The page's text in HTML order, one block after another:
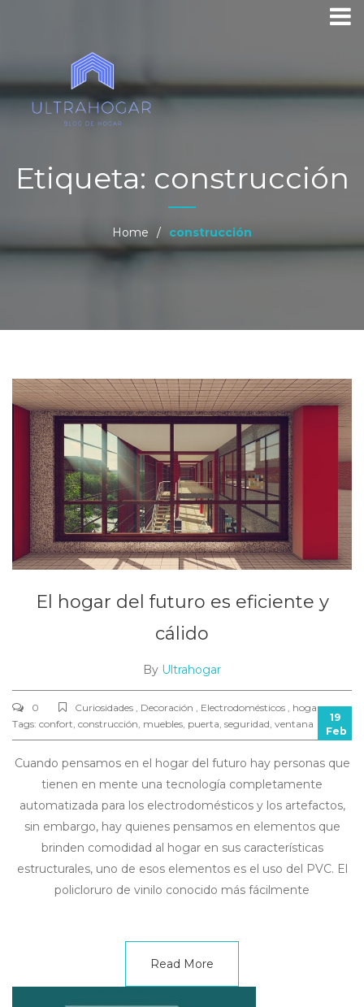
Etiqueta: construcción
Home / construcción
El hogar del futuro es eficiente y
cálido
By Ultrahogar
0
Curiosidades , Decoración , Electrodomésticos , hogar ,
Tags: confort, construcción, muebles, puerta, seguridad, ventana
19
Feb
Cuando pensamos en el hogar del futuro hay personas que
tienen en mente una tecnología completamente
automatizada para los electrodomésticos y los artefactos,
sin embargo, hay quienes pensamos en elementos que
brinden comodidad al hogar en sus características
estructurales, uno de esos elementos es el uso del PVC. El
policloruro de vinilo conocido más fácilmente
Read More